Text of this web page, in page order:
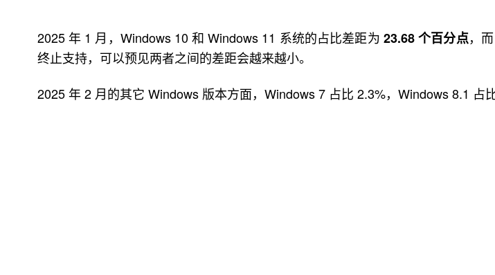
2025 年 1 月，Windows 10 和 Windows 11 系统的占比差距为 23.68 个百分点，
终止支持，可以预见两者之间的差距会越来越小。
2025 年 2 月的其它 Windows 版本方面，Windows 7 占比 2.3%，Windows 8.1 占